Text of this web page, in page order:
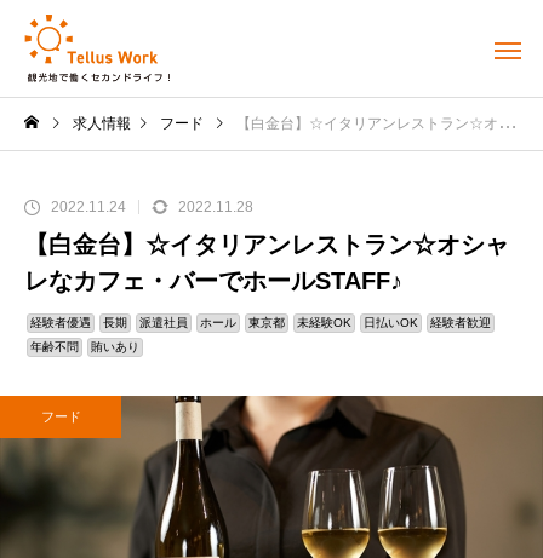
求人情報 フード 【白金台】☆イタリアンレストラン☆オシャレなカフェ・バーでホールSTAFF♪
2022.11.24 2022.11.28
【白金台】☆イタリアンレストラン☆オシャ
レなカフェ・バーでホールSTAFF♪
経験者優遇 長期 派遣社員 ホール 東京都 未経験OK 日払いOK
経験者歓迎
年齢不問
賄いあり
フード